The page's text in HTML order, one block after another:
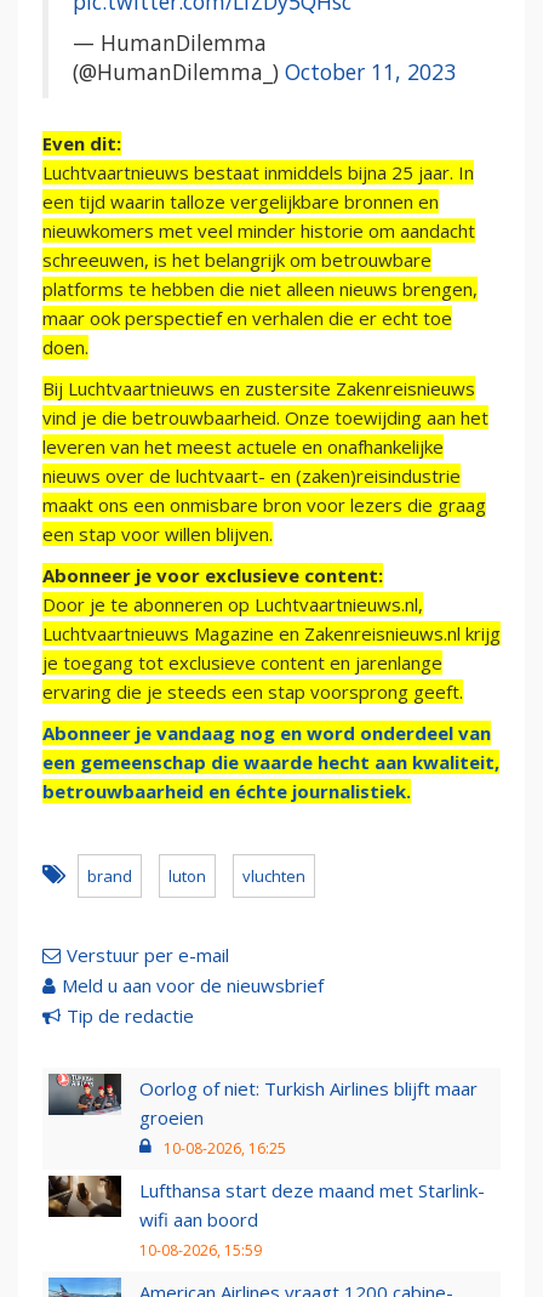
— HumanDilemma
(@HumanDilemma_) October 11, 2023
Even dit:
Luchtvaartnieuws bestaat inmiddels bijna 25 jaar. In
een tijd waarin talloze vergelijkbare bronnen en
nieuwkomers met veel minder historie om aandacht
schreeuwen, is het belangrijk om betrouwbare
platforms te hebben die niet alleen nieuws brengen,
maar ook perspectief en verhalen die er echt toe
doen.
Bij Luchtvaartnieuws en zustersite Zakenreisnieuws
vind je die betrouwbaarheid. Onze toewijding aan het
leveren van het meest actuele en onafhankelijke
nieuws over de luchtvaart- en (zaken)reisindustrie
maakt ons een onmisbare bron voor lezers die graag
een stap voor willen blijven.
Abonneer je voor exclusieve content:
Door je te abonneren op Luchtvaartnieuws.nl,
Luchtvaartnieuws Magazine en Zakenreisnieuws.nl krijg
je toegang tot exclusieve content en jarenlange
ervaring die je steeds een stap voorsprong geeft.
Abonneer je vandaag nog en word onderdeel van
een gemeenschap die waarde hecht aan kwaliteit,
betrouwbaarheid en échte journalistiek.
brand luton vluchten
Verstuur per e-mail
Meld u aan voor de nieuwsbrief
Tip de redactie
Oorlog of niet: Turkish Airlines blijft maar
groeien
10-08-2026, 16:25
Lufthansa start deze maand met Starlink-
wifi aan boord
10-08-2026, 15:59